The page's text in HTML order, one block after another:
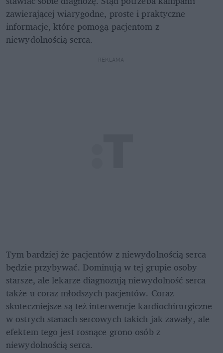
zawierającej wiarygodne, proste i praktyczne
informacje, które pomogą pacjentom z
niewydolnością serca.
REKLAMA
Tym bardziej że pacjentów z niewydolnością serca
będzie przybywać. Dominują w tej grupie osoby
starsze, ale lekarze diagnozują niewydolność serca
także u coraz młodszych pacjentów. Coraz
skuteczniejsze są też interwencje kardiochirurgiczne
w ostrych stanach sercowych takich jak zawały, ale
efektem tego jest rosnące grono osób z
niewydolnością serca.